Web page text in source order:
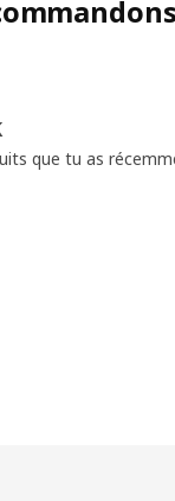
que tu as